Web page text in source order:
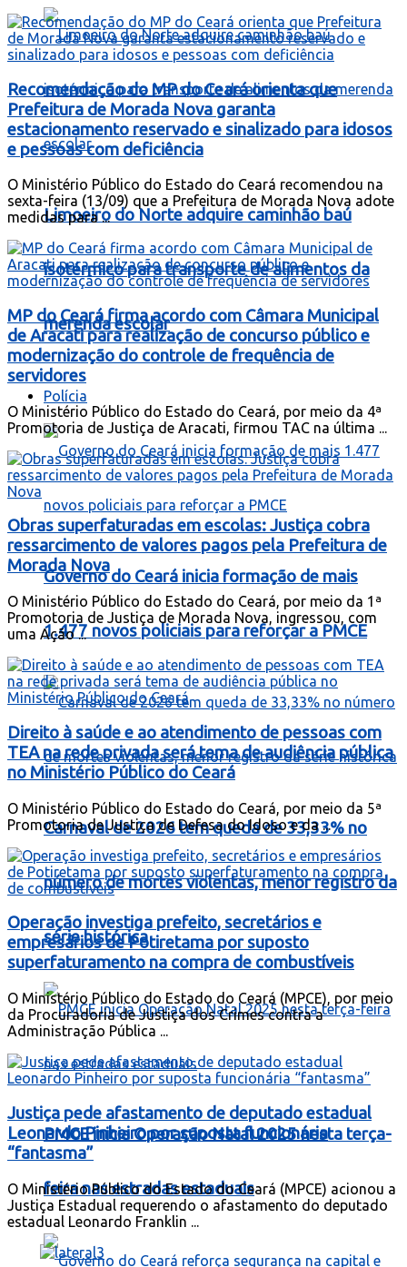
Limoeiro do Norte adquire caminhão baú
isotérmico para transporte de alimentos da
merenda escolar
Polícia
Governo do Ceará inicia formação de mais
1.477 novos policiais para reforçar a PMCE
Carnaval de 2026 tem queda de 33,33% no
número de mortes violentas, menor registro da
série histórica
PMCE inicia Operação Natal 2025 nesta terça-
feira nas estradas estaduais
Recomendação do MP do Ceará orienta que
Prefeitura de Morada Nova garanta
estacionamento reservado e sinalizado para idosos
e pessoas com deficiência
O Ministério Público do Estado do Ceará recomendou na
sexta-feira (13/09) que a Prefeitura de Morada Nova adote
medidas para ...
MP do Ceará firma acordo com Câmara Municipal
de Aracati para realização de concurso público e
modernização do controle de frequência de
servidores
O Ministério Público do Estado do Ceará, por meio da 4ª
Promotoria de Justiça de Aracati, firmou TAC na última ...
Obras superfaturadas em escolas: Justiça cobra
ressarcimento de valores pagos pela Prefeitura de
Morada Nova
O Ministério Público do Estado do Ceará, por meio da 1ª
Promotoria de Justiça de Morada Nova, ingressou, com
uma Ação ...
Direito à saúde e ao atendimento de pessoas com
TEA na rede privada será tema de audiência pública
no Ministério Público do Ceará
O Ministério Público do Estado do Ceará, por meio da 5ª
Promotoria de Justiça de Defesa do Idoso e da ...
Operação investiga prefeito, secretários e
empresários de Potiretama por suposto
superfaturamento na compra de combustíveis
O Ministério Público do Estado do Ceará (MPCE), por meio
da Procuradoria de Justiça dos Crimes contra a
Administração Pública ...
Justiça pede afastamento de deputado estadual
Leonardo Pinheiro por suposta funcionária
“fantasma”
O Ministério Público do Estado do Ceará (MPCE) acionou a
Justiça Estadual requerendo o afastamento do deputado
estadual Leonardo Franklin ...